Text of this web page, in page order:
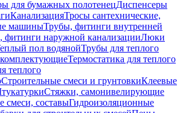
для бумажных полотенецДиспенсеры
КанализацияТросы сантехнические,
машиныТрубы, фитинги внутренней
фитинги наружной канализацииЛюки
пол водянойТрубы для теплого
Термостатика для теплого
теплого
Строительные смеси и грунтовкиКлеевые
Стяжки, самонивелирующие
смеси, составыГидроизоляционные